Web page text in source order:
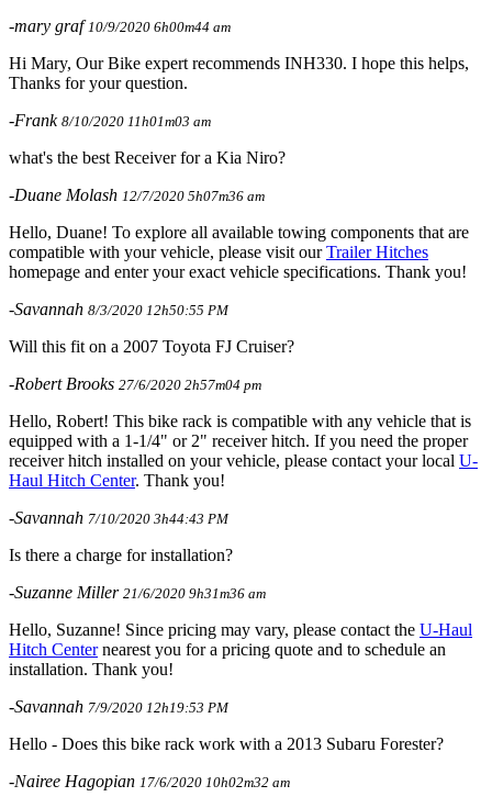
-mary graf10/9/2020 6h00m44 am
Hi Mary, Our Bike expert recommends INH330. I hope this helps,
Thanks for your question.
-Frank 8/10/2020 11h01m03 am
what's the best Receiver for a Kia Niro?
-Duane Molash 12/7/2020 5h07m36 am
Hello, Duane! To explore all available towing components that are
compatible with your vehicle, please visit ourTrailer Hitches
homepage and enter your exact vehicle specifications. Thank you!
-Savannah 8/3/2020 12h50:55 PM
Will this fit on a 2007 Toyota FJ Cruiser?
-Robert Brooks 27/6/2020 2h57m04 pm
Hello, Robert! This bike rack is compatible with any vehicle that is
equipped with a 1-1/4" or 2" receiver hitch. If you need the proper
receiver hitch installed on your vehicle, please contact your local U-
Haul Hitch Center. Thank you!
-Savannah 7/10/2020 3h44:43 PM
Is there a charge for installation?
-Suzanne Miller 21/6/2020 9h31m36 am
Hello, Suzanne! Since pricing may vary, please contact the U-Haul
Hitch Centernearest you for a pricing quote and to schedule an
installation. Thank you!
-Savannah 7/9/2020 12h19:53 PM
Hello - Does this bike rack work with a 2013 Subaru Forester?
-Nairee Hagopian 17/6/2020 10h02m32 am